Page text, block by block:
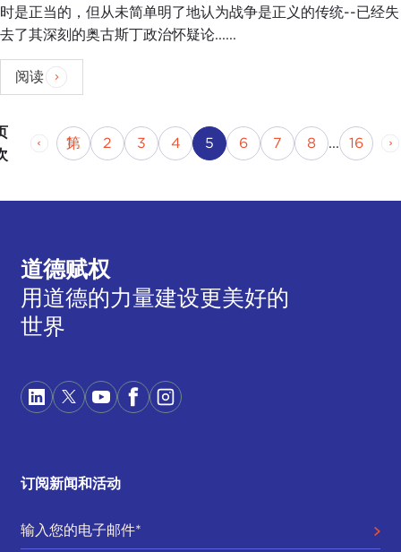
时是正当的，但从未简单明了地认为战争是正义的传统--已经失
去了其深刻的奥古斯丁政治怀疑论......
阅读
上一页
第 1页 第
2页 第
3页 第
4页 当前页
5 页码
6 页码
7 页码
8 ... 第
16
页
道德赋权
用道德的力量建设更美好的
世界
订阅新闻和活动